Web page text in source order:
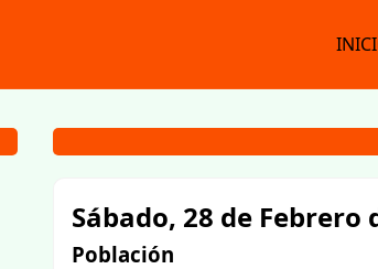
Sábado, 28 de Febrero
Población